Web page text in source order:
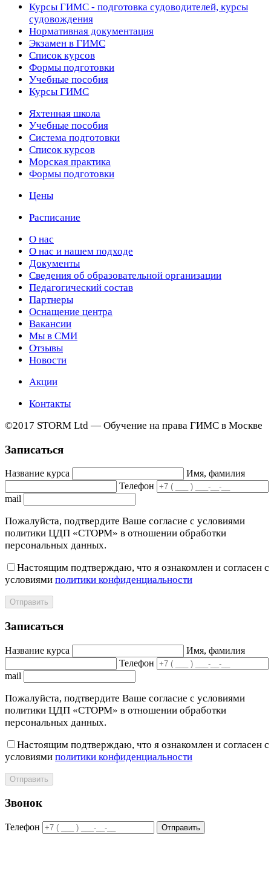
Курсы ГИМС - подготовка судоводителей, курсы
судовождения
Нормативная документация
Экзамен в ГИМС
Список курсов
Формы подготовки
Учебные пособия
Курсы ГИМС
Яхтенная школа
Учебные пособия
Cистема подготовки
Список курсов
Морская практика
Формы подготовки
Цены
Расписание
О нас
О нас и нашем подходе
Документы
Сведения об образовательной организации
Педагогический состав
Партнеры
Оснащение центра
Вакансии
Мы в СМИ
Отзывы
Новости
Акции
Контакты
©2017 STORM Ltd — Обучение на права ГИМС в Москве
Записаться
Название курса
Имя, фамилия
Телефон
mail
Пожалуйста, подтвердите Ваше согласие с условиями
политики ЦДП «СТОРМ» в отношении обработки
персональных данных.
Настоящим подтверждаю, что я ознакомлен и согласен с
условиями политики конфиденциальности
Отправить
Записаться
Название курса
Имя, фамилия
Телефон
mail
Пожалуйста, подтвердите Ваше согласие с условиями
политики ЦДП «СТОРМ» в отношении обработки
персональных данных.
Настоящим подтверждаю, что я ознакомлен и согласен с
условиями политики конфиденциальности
Отправить
Звонок
Телефон Отправить